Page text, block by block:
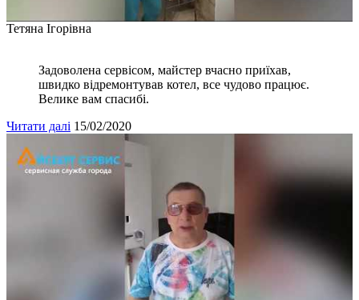
Тетяна Ігорівна
Задоволена сервісом, майстер вчасно приїхав,
швидко відремонтував котел, все чудово працює.
Велике вам спасибі.
Читати далі 15/02/2020